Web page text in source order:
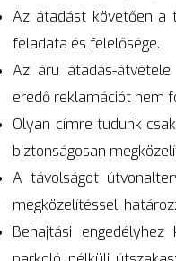
Az átadást követően a
feladata és felelősége.
Az áru átadás-
eredő reklamációt nem
Olyan címre tudunk
biztonságosan
A távolságot
megközelítéssel,
Behajtási